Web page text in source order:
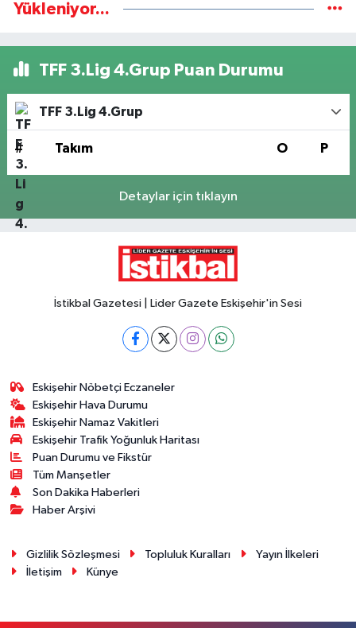
Yükleniyor...
TFF 3.Lig 4.Grup Puan Durumu
TFF 3.Lig 4.Grup
# Takım O P
Detaylar için tıklayın
İstikbal Gazetesi | Lider Gazete Eskişehir'in Sesi
Eskişehir Nöbetçi Eczaneler
Eskişehir Hava Durumu
Eskişehir Namaz Vakitleri
Eskişehir Trafik Yoğunluk Haritası
Puan Durumu ve Fikstür
Tüm Manşetler
Son Dakika Haberleri
Haber Arşivi
Gizlilik Sözleşmesi Topluluk Kuralları
Yayın İlkeleri
İletişim
Künye